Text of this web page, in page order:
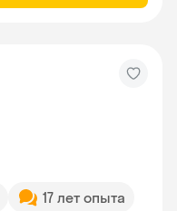
17 лет опыта